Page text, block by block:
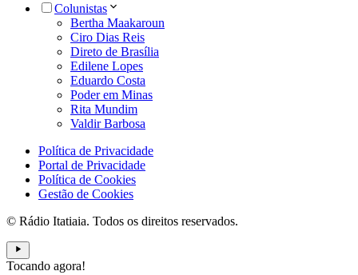
Colunistas
Bertha Maakaroun
Ciro Dias Reis
Direto de Brasília
Edilene Lopes
Eduardo Costa
Poder em Minas
Rita Mundim
Valdir Barbosa
Política de Privacidade
Portal de Privacidade
Política de Cookies
Gestão de Cookies
© Rádio Itatiaia. Todos os direitos reservados.
Tocando agora!